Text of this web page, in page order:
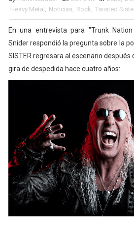
Heavy Metal , Noticias, Rock, Twisted
En una entrevista para "Trunk
Snider respondió la pregunta sobre la
SISTER regresara al escenario después
gira de despedida hace cuatro años: